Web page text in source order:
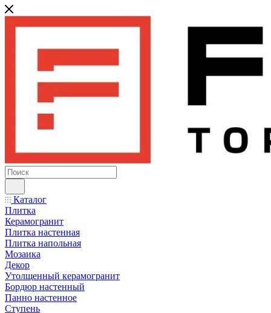
Каталог
Плитка
Керамогранит
Плитка настенная
Плитка напольная
Мозаика
Декор
Утолщенный керамогранит
Бордюр настенный
Панно настенное
Ступень